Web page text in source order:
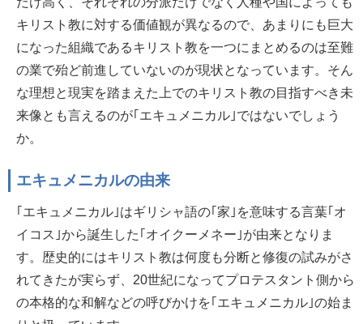
キリスト教に対する価値観が異なるので、あまりにも巨大
になった組織であるキリスト教を一つにまとめるのは至難
の業で殆ど前進していないのが現状となっています。そん
な理想と現実を踏まえた上でのキリスト教の目指すべき未
来像とも言えるのが｢エキュメニカル｣ではないでしょう
か。
エキュメニカルの由来
｢エキュメニカル｣はギリシャ語の｢家｣を意味する言葉｢オ
イコス｣から誕生した｢オイクーメネー｣が由来となりま
す。歴史的にはキリスト教は何度も分断と修復の試みがさ
れてきたが実らず、20世紀になってプロテスタント側から
の本格的な和解などの呼びかけを｢エキュメニカル｣の始ま